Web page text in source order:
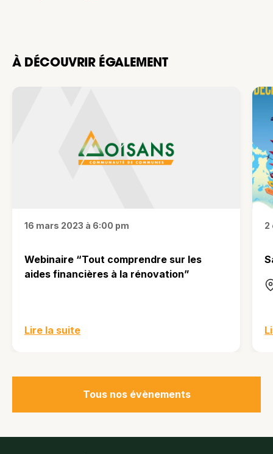
À DÉCOUVRIR ÉGALEMENT
16 mars 2023 à 6:00 pm
Webinaire “Tout comprendre sur les
aides financières à la rénovation”
Lire la suite
2
Tous nos évènements